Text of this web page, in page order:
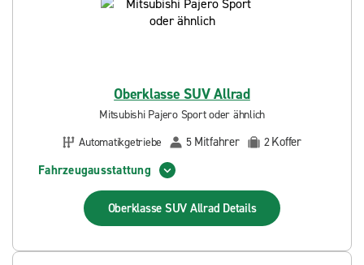
Oberklasse SUV Allrad
Mitsubishi Pajero Sport oder ähnlich
Automatikgetriebe
5 Mitfahrer 2Koffer
Fahrzeugausstattung
Oberklasse SUV Allrad Details